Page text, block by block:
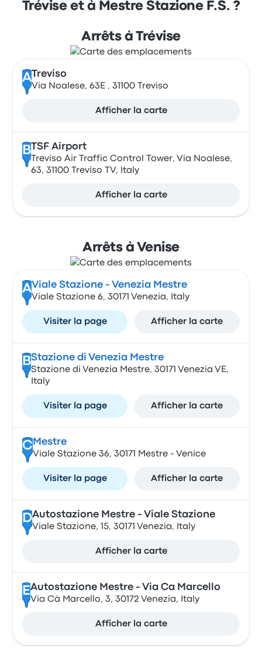
Trévise et à Mestre Stazione F.S. ?
Arrêts à Trévise
A Treviso
Via Noalese, 63E , 31100 Treviso
Afficher la carte
B TSF Airport
Treviso Air Traffic Control Tower, Via Noalese,
63, 31100 Treviso TV, Italy
Afficher la carte
Arrêts à Venise
AViale Stazione - Venezia Mestre
Viale Stazione 6, 30171 Venezia, Italy
Visiter la page Afficher la carte
BStazione di Venezia Mestre
Stazione di Venezia Mestre, 30171 Venezia VE,
Italy
Visiter la page Afficher la carte
CMestre
Viale Stazione 36, 30171 Mestre - Venice
Visiter la page Afficher la carte
DAutostazione Mestre - Viale Stazione
Viale Stazione, 15, 30171 Venezia, Italy
Afficher la carte
EAutostazione Mestre - Via Ca Marcello
Via Cà Marcello, 3, 30172 Venezia, Italy
Afficher la carte